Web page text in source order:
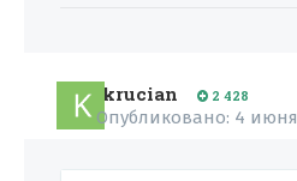
krucian 2 428
Опубликовано: 4 июня